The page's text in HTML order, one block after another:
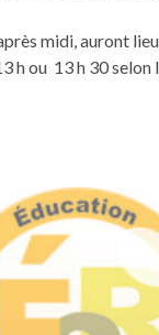
midi, auront
h ou 13 h 30 selon